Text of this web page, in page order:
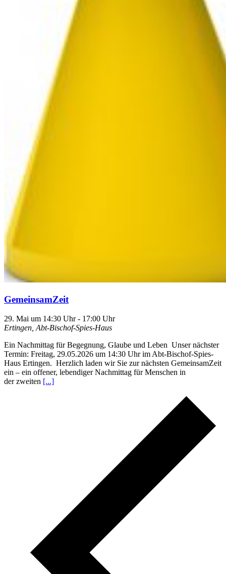
GemeinsamZeit
29. Mai um 14:30 Uhr- 17:00 Uhr
Ertingen, Abt-Bischof-Spies-Haus
Ein Nachmittag für Begegnung, Glaube und Leben Unser nächster
Termin: Freitag, 29.05.2026 um 14:30 Uhr im Abt-Bischof-Spies-
Haus Ertingen. Herzlich laden wir Sie zur nächsten GemeinsamZeit
ein – ein offener, lebendiger Nachmittag für Menschen in
der zweiten [...]